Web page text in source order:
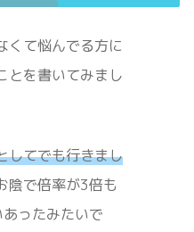
くて悩んでる方に
とを書いてみまし
してでも行きまし
陰で倍率が3倍も
ったみたいで